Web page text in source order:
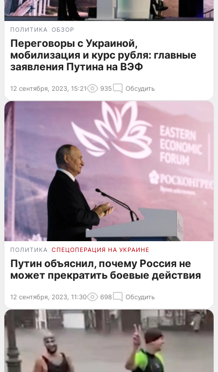
ПОЛИТИКА ОБЗОР
Переговоры с Украиной,
мобилизация и курс рубля: главные
заявления Путина на ВЭФ
12 сентября, 2023, 15:21 935 Обсудить
ПОЛИТИКА СПЕЦОПЕРАЦИЯ НА УКРАИНЕ
Путин объяснил, почему Россия не
может прекратить боевые действия
12 сентября, 2023, 11:30 698 Обсудить